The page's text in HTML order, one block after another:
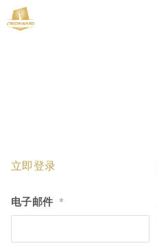
立即登录
电子邮件 *